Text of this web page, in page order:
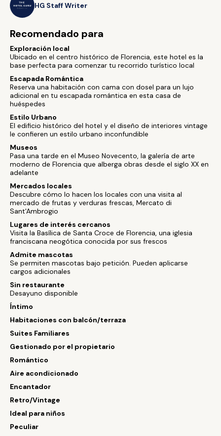
HG Staff Writer
Recomendado para
Exploración local
Ubicado en el centro histórico de Florencia, este hotel es la
base perfecta para comenzar tu recorrido turístico local
Escapada Romántica
Reserva una habitación con cama con dosel para un lujo
adicional en tu escapada romántica en esta casa de
huéspedes
Estilo Urbano
El edificio histórico del hotel y el diseño de interiores vintage
le confieren un estilo urbano inconfundible
Museos
Pasa una tarde en el Museo Novecento, la galería de arte
moderno de Florencia que alberga obras desde el siglo XX en
adelante
Mercados locales
Descubre cómo lo hacen los locales con una visita al
mercado de frutas y verduras frescas, Mercato di
Sant'Ambrogio
Lugares de interés cercanos
Visita la Basílica de Santa Croce de Florencia, una iglesia
franciscana neogótica conocida por sus frescos
Admite mascotas
Se permiten mascotas bajo petición. Pueden aplicarse
cargos adicionales
Sin restaurante
Desayuno disponible
Íntimo
Habitaciones con balcón/terraza
Suites Familiares
Gestionado por el propietario
Romántico
Aire acondicionado
Encantador
Retro/Vintage
Ideal para niños
Peculiar